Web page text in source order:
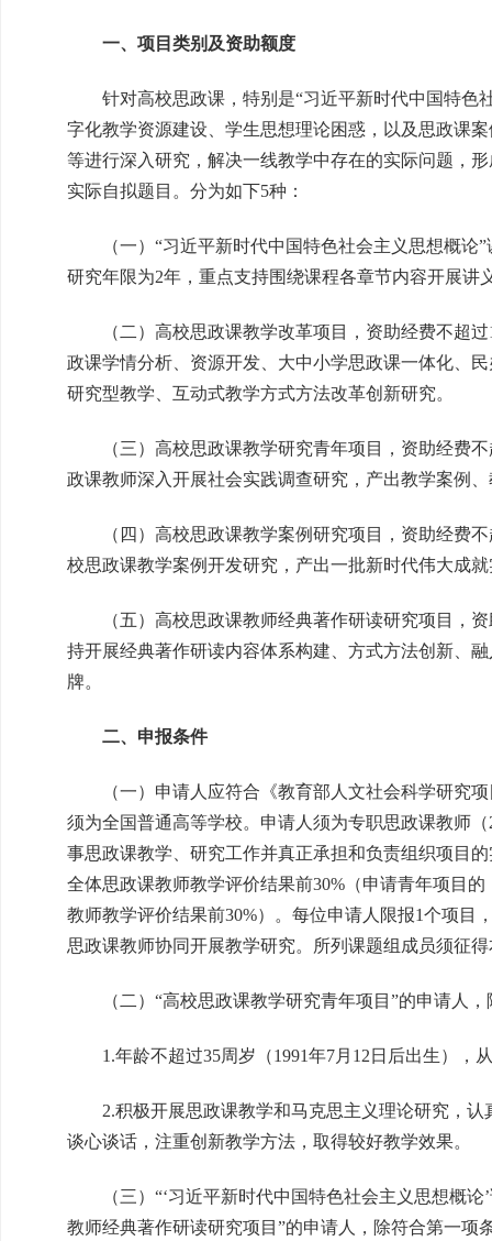
一、项目类别及资助额度
针对高校思政课，特别是“习近平新时代中国特色
字化教学资源建设、学生思想理论困惑，以及思政课
等进行深入研究，解决一线教学中存在的实际问题，
实际自拟题目。分为如下5种：
（一）“习近平新时代中国特色社会主义思想概论”
研究年限为2年，重点支持围绕课程各章节内容开展
（二）高校思政课教学改革项目，资助经费不超过
政课学情分析、资源开发、大中小学思政课一体化、
研究型教学、互动式教学方式方法改革创新研究。
（三）高校思政课教学研究青年项目，资助经费不
政课教师深入开展社会实践调查研究，产出教学案例
（四）高校思政课教学案例研究项目，资助经费不
校思政课教学案例开发研究，产出一批新时代伟大成
（五）高校思政课教师经典著作研读研究项目，资
持开展经典著作研读内容体系构建、方式方法创新、
牌。
二、申报条件
（一）申请人应符合《教育部人文社会科学研究项
须为全国普通高等学校。申请人须为专职思政课教师
事思政课教学、研究工作并真正承担和负责组织项目
全体思政课教师教学评价结果前30%（申请青年项目
教师教学评价结果前30%）。每位申请人限报1个项目
思政课教师协同开展教学研究。所列课题组成员须征
（二）“高校思政课教学研究青年项目”的申请人，
1.年龄不超过35周岁（1991年7月12日后出生），
2.积极开展思政课教学和马克思主义理论研究，认
谈心谈话，注重创新教学方法，取得较好教学效果。
（三）“‘习近平新时代中国特色社会主义思想概论’
教师经典著作研读研究项目”的申请人，除符合第一项